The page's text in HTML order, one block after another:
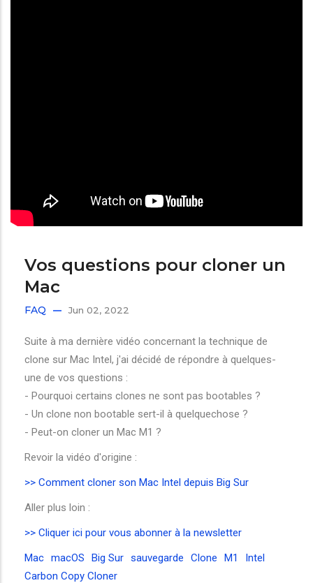
Vos questions pour cloner un
Mac
FAQ Jun 02, 2022
Suite à ma dernière vidéo concernant la technique de
clone sur Mac Intel, j'ai décidé de répondre à quelques-
une de vos questions :
- Pourquoi certains clones ne sont pas bootables ?
- Un clone non bootable sert-il à quelquechose ?
- Peut-on cloner un Mac M1 ?
Revoir la vidéo d'origine :
>> Comment cloner son Mac Intel depuis Big Sur
Aller plus loin :
>> Cliquer ici pour vous abonner à la newsletter
Mac macOS Big Sur sauvegarde Clone M1
Intel
Carbon Copy Cloner